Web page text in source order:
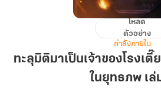
มา
เจ้าของ
โหลด
ตัวอย่าง
กำลังภายใน
ทะลุมิติมาเป็นเจ้าของโรงเ
ในยุทธภพ เล่